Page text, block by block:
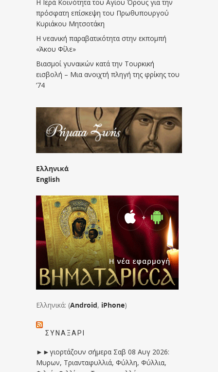
Η Ιερά Κοινότητα του Αγίου Όρους για την
πρόσφατη επίσκεψη του Πρωθυπουργού
Κυριάκου Μητσοτάκη
Η νεανική παραβατικότητα στην εκπομπή
«Άκου Φίλε»
Βιασμοί γυναικών κατά την Τουρκική
εισβολή – Μια ανοιχτή πληγή της φρίκης του
’74
Ελληνικά
English
Ελληνικά: (Android, iPhone)
ΣΥΝΑΞΆΡΙ
►►γιορτάζουν σήμερα Σαβ 08 Αυγ 2026:
Μυρων, Τριανταφυλλιά, Φύλλη, Φύλλια,